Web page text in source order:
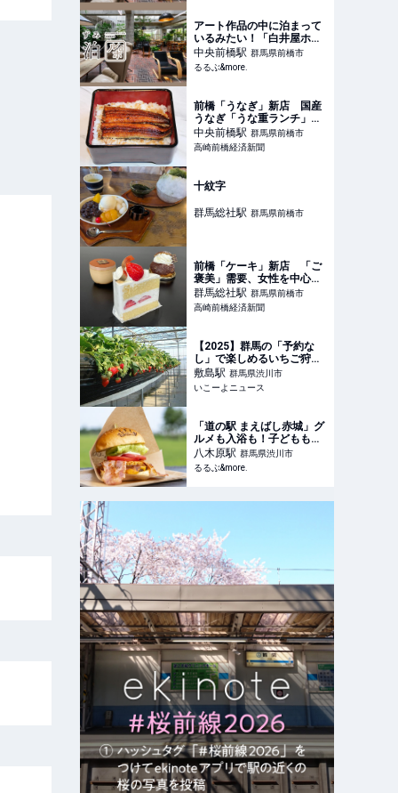
アート作品の中に泊まって
いるみたい！「白井屋ホテ
ル」は注目のおしゃれ建築
ホテル【すみずみ宿泊ル
ポ】｜るるぶ&more.
中央前橋駅 群馬県前橋市
るるぶ&more.
前橋「うなぎ」新店 国産
うなぎ「うな重ランチ」千
円引き
中央前橋駅 群馬県前橋市
高崎前橋経済新聞
十紋字
群馬総社駅 群馬県前橋市
前橋「ケーキ」新店 「ご
褒美」需要、女性を中心に
人気集まる
群馬総社駅 群馬県前橋市
高崎前橋経済新聞
【2025】群馬の「予約な
し」で楽しめるいちご狩り
4選 すべて食べ放題！
敷島駅 群馬県渋川市
いこーよニュース
「道の駅 まえばし赤城」グ
ルメも入浴も！子どももペ
ットも楽しめる｜群馬｜る
るぶ&more.
八木原駅 群馬県渋川市
るるぶ&more.